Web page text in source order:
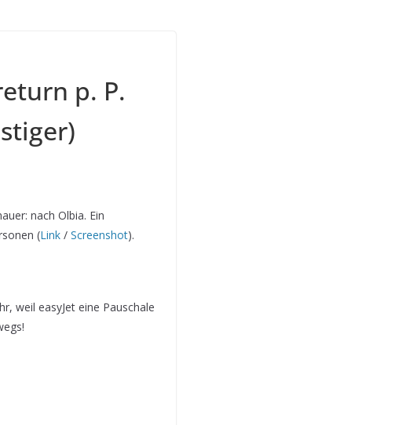
p. P.
nach Olbia. Ein
(Link / Screenshot).
weil easyJet eine Pauschale